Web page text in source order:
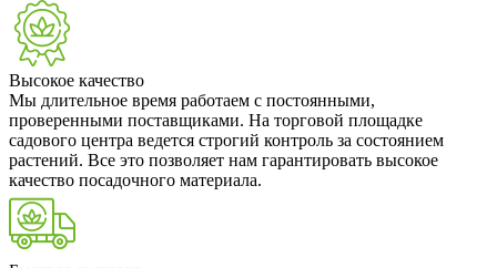
Высокое качество
Мы длительное время работаем с постоянными,
проверенными поставщиками. На торговой площадке
садового центра ведется строгий контроль за состоянием
растений. Все это позволяет нам гарантировать высокое
качество посадочного материала.